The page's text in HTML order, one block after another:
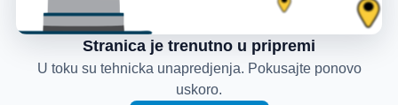
Stranica je trenutno u pripremi
U toku su tehnicka unapredjenja. Pokusajte ponovo
uskoro.